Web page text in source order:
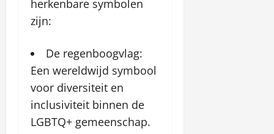
herkenbare symbolen
zijn:
De regenboogvlag:
Een wereldwijd symbool
voor diversiteit en
inclusiviteit binnen de
LGBTQ+ gemeenschap.